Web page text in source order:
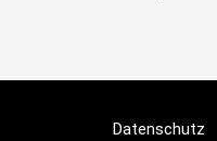
Datenschutz